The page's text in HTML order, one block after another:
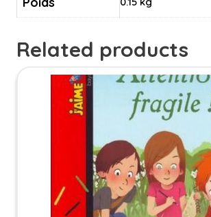
Related products